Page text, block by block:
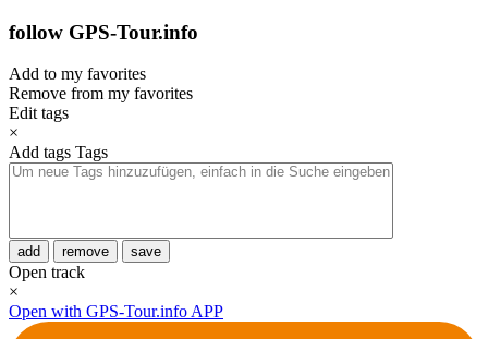
follow GPS-Tour.info
Add to my favorites
Remove from my favorites
Edit tags
×
Add tags Tags
add remove save
Open track
×
Open with GPS-Tour.info APP